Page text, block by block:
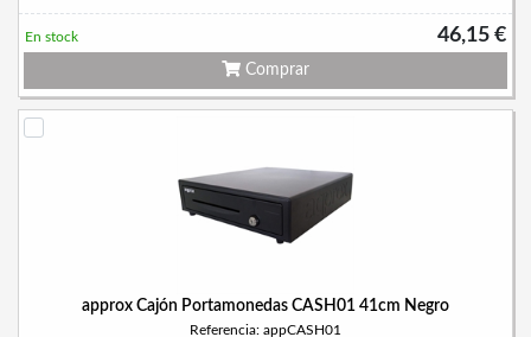
46,15 €
En stock
Comprar
approx Cajón Portamonedas CASH01 41cm Negro
Referencia: appCASH01